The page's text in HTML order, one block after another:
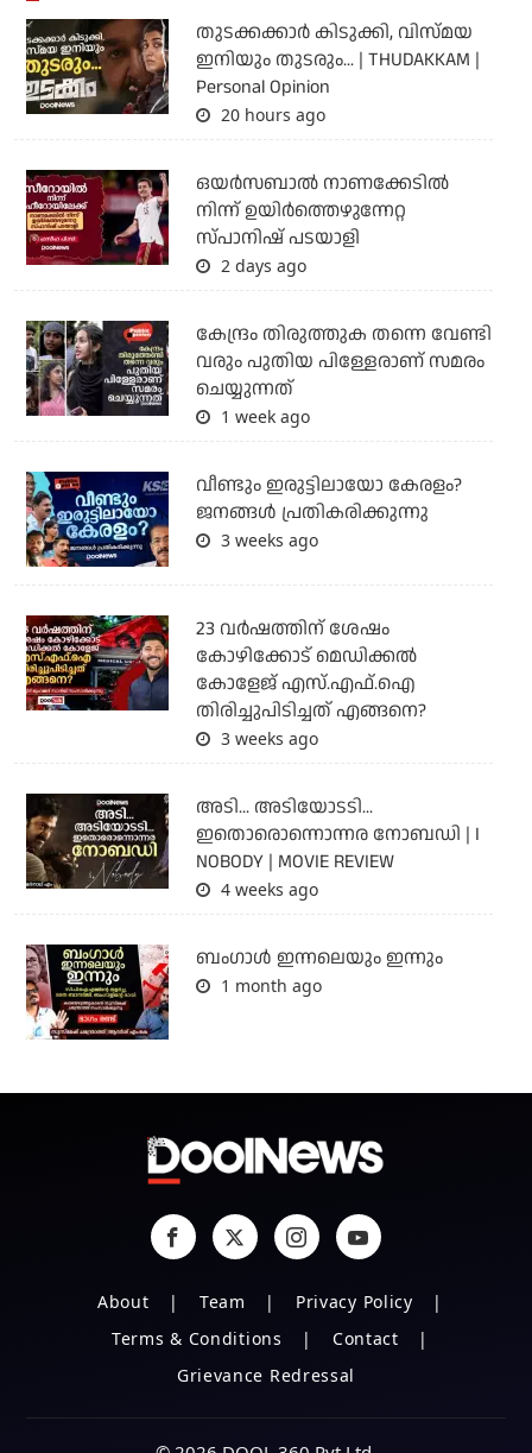
തുടക്കക്കാര്‍ കിടുക്കി, വിസ്മയ
ഇനിയും തുടരും... | THUDAKKAM |
Personal Opinion
20 hours ago
ഒയര്‍സബാൽ നാണക്കേടിൽ
നിന്ന് ഉയിർത്തെഴുന്നേറ്റ
സ്പാനിഷ് പടയാളി
2 days ago
കേന്ദ്രം തിരുത്തുക തന്നെ വേണ്ടി
വരും പുതിയ പിള്ളേരാണ് സമരം
ചെയ്യുന്നത്
1 week ago
വീണ്ടും ഇരുട്ടിലായോ കേരളം?
ജനങ്ങൾ പ്രതികരിക്കുന്നു
3 weeks ago
23 വർഷത്തിന് ശേഷം
കോഴിക്കോട് മെഡിക്കൽ
കോളേജ് എസ്.എഫ്.ഐ
തിരിച്ചുപിടിച്ചത് എങ്ങനെ?
3 weeks ago
അടി... അടിയോടടി...
ഇതൊരൊന്നൊന്നര നോബഡി | I
NOBODY | MOVIE REVIEW
4 weeks ago
ബംഗാള്‍ ഇന്നലെയും ഇന്നും
1 month ago
About Team
Privacy Policy
Terms & Conditions
Contact
Grievance Redressal